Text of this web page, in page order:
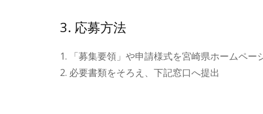
3. 応募方法
1. 「募集要領」や申請様式を宮崎県ホームペー
2. 必要書類をそろえ、下記窓口へ提出